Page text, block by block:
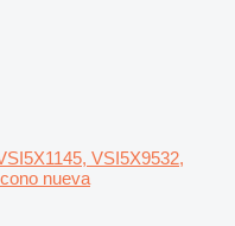
VSI5X9532,
nueva